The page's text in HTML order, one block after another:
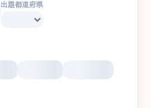
出題都道府県